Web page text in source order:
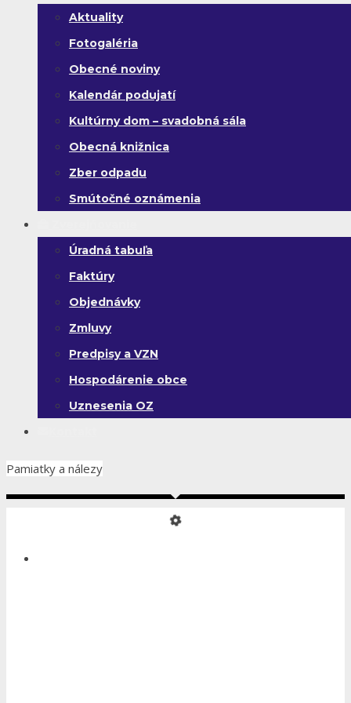
Aktuality
Fotogaléria
Obecné noviny
Kalendár podujatí
Kultúrny dom – svadobná sála
Obecná knižnica
Zber odpadu
Smútočné oznámenia
Úradná tabuľa
Faktúry
Objednávky
Zmluvy
Predpisy a VZN
Hospodárenie obce
Uznesenia OZ
Pamiatky a nálezy